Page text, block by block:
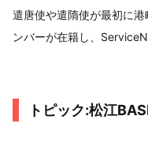
遣唐使や遣隋使が最初に
ンバーが在籍し、
トピック:松江